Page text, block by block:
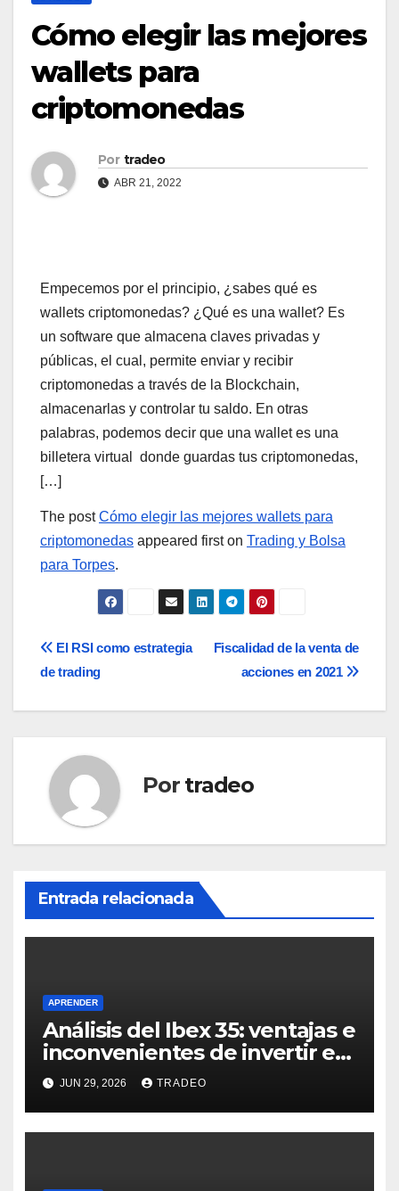
Cómo elegir las mejores
wallets para
criptomonedas
Por tradeo
ABR 21, 2022
Empecemos por el principio, ¿sabes qué es
wallets criptomonedas? ¿Qué es una wallet? Es
un software que almacena claves privadas y
públicas, el cual, permite enviar y recibir
criptomonedas a través de la Blockchain,
almacenarlas y controlar tu saldo. En otras
palabras, podemos decir que una wallet es una
billetera virtual donde guardas tus criptomonedas,
[…]
The postCómo elegir las mejores wallets para
criptomonedas appeared first on Trading y Bolsa
para Torpes.
Navegación
Fiscalidad de la venta de
acciones en 2021
El RSI como estrategia
de trading
Por tradeo
Entrada relacionada
APRENDER
Análisis del Ibex 35: ventajas e
inconvenientes de invertir en
élJUN 29, 2026 TRADEO